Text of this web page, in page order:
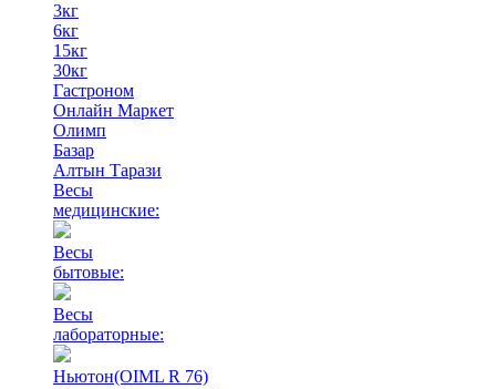
3кг
6кг
15кг
30кг
Гастроном
Онлайн Маркет
Олимп
Базар
Алтын Тарази
Весы
медицинские:
Весы
бытовые:
Весы
лабораторные:
Ньютон(OIML R 76)